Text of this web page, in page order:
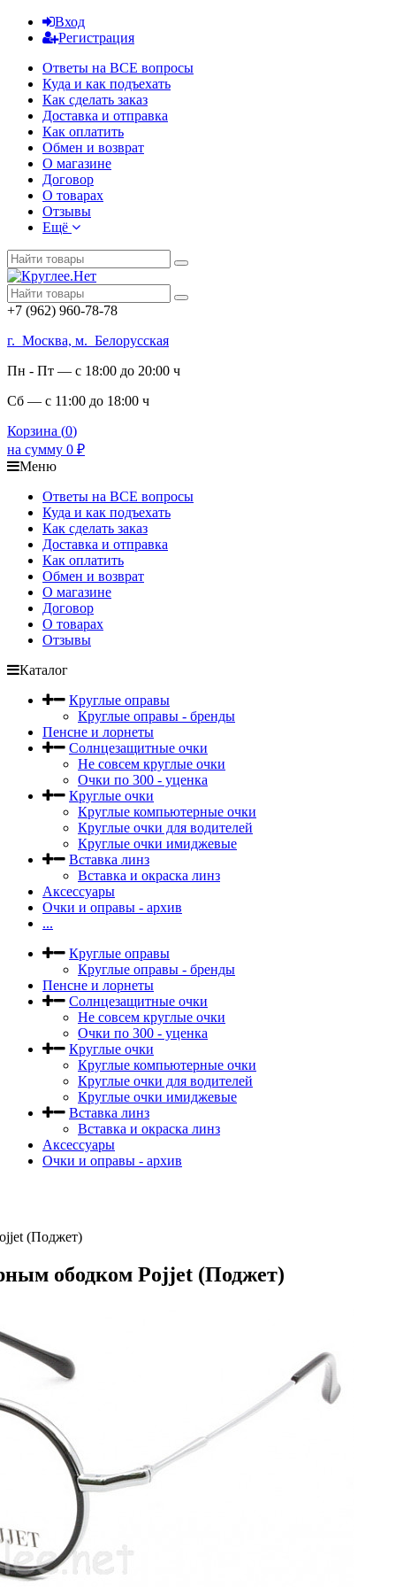
Вход
Регистрация
Ответы на ВСЕ вопросы
Куда и как подъехать
Как сделать заказ
Доставка и отправка
Как оплатить
Обмен и возврат
О магазине
Договор
О товарах
Отзывы
Ещё
+7 (962) 960-78-78
г. Москва, м. Белорусская
Пн - Пт — с 18:00 до 20:00 ч
Сб — с 11:00 до 18:00 ч
Корзина (0)
на сумму 0 ₽
Меню
Ответы на ВСЕ вопросы
Куда и как подъехать
Как сделать заказ
Доставка и отправка
Как оплатить
Обмен и возврат
О магазине
Договор
О товарах
Отзывы
Каталог
Круглые оправы
Круглые оправы - бренды
Пенсне и лорнеты
Солнцезащитные очки
Не совсем круглые очки
Очки по 300 - уценка
Круглые очки
Круглые компьютерные очки
Круглые очки для водителей
Круглые очки имиджевые
Вставка линз
Вставка и окраска линз
Аксессуары
Очки и оправы - архив
...
Круглые оправы
Круглые оправы - бренды
Пенсне и лорнеты
Солнцезащитные очки
Не совсем круглые очки
Очки по 300 - уценка
Круглые очки
Круглые компьютерные очки
Круглые очки для водителей
Круглые очки имиджевые
Вставка линз
Вставка и окраска линз
Аксессуары
Очки и оправы - архив
(Поджет)
ободком Pojjet (Поджет)